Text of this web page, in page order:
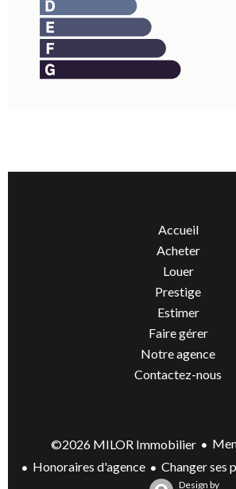
Accueil
Acheter
Louer
Prestige
Estimer
Faire gérer
Notre agence
Contactez-nous
©2026 MILOR Immobilier
Honoraires d'agence
Changer ses
Design by